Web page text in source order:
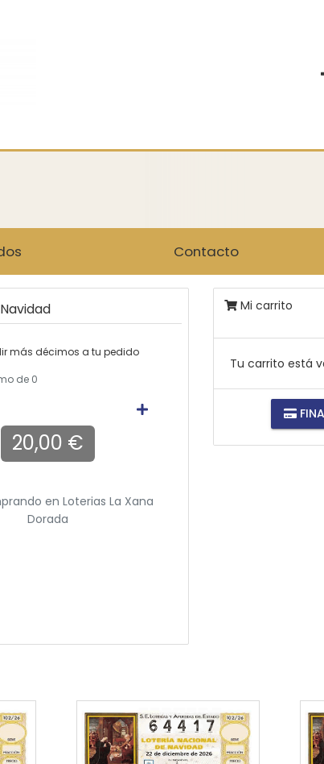
Contacto
más décimos a tu pedido
de 0
20,00 €
en Loterias La Xana
Dorada
Mi carrito
Tu carrito está